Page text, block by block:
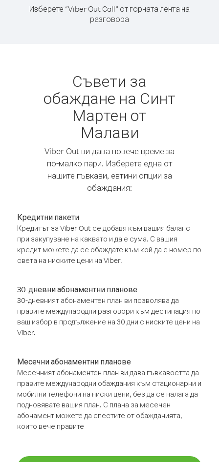
Изберете “Viber Out Call” от горната лента на
разговора
Съвети за
обаждане на Синт
Мартен от
Малави
Viber Out ви дава повече време за
по-малко пари. Изберете една от
нашите гъвкави, евтини опции за
обаждания:
Кредитни пакети
Кредитът за Viber Out се добавя към вашия баланс
при закупуване на каквато и да е сума. С вашия
кредит можете да се обаждате към кой да е номер по
света на ниските цени на Viber.
30-дневни абонаментни планове
30-дневният абонаментен план ви позволява да
правите международни разговори към дестинация по
ваш избор в продължение на 30 дни с ниските цени на
Viber.
Месечни абонаментни планове
Месечният абонаментен план ви дава гъвкавостта да
правите международни обаждания към стационарни и
мобилни телефони на ниски цени, без да се налага да
подновявате вашия план. С плана за месечен
абонамент можете да спестите от обажданията,
които вече правите